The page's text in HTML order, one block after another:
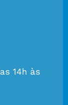
14h às